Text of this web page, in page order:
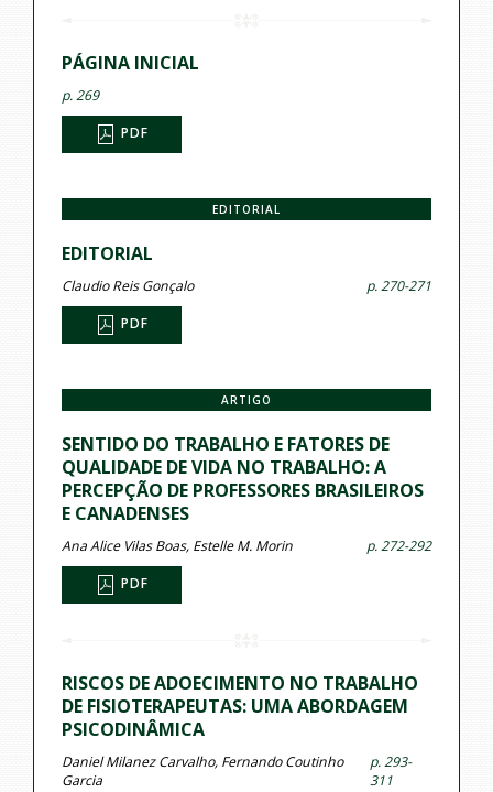
PÁGINA INICIAL
p. 269
PDF
EDITORIAL
EDITORIAL
Claudio Reis Gonçalo p. 270-271
PDF
ARTIGO
SENTIDO DO TRABALHO E FATORES DE
QUALIDADE DE VIDA NO TRABALHO: A
PERCEPÇÃO DE PROFESSORES BRASILEIROS
E CANADENSES
Ana Alice Vilas Boas, Estelle M. Morin p. 272-292
PDF
RISCOS DE ADOECIMENTO NO TRABALHO
DE FISIOTERAPEUTAS: UMA ABORDAGEM
PSICODINÂMICA
Daniel Milanez Carvalho, Fernando Coutinho
Garcia
p. 293-
311